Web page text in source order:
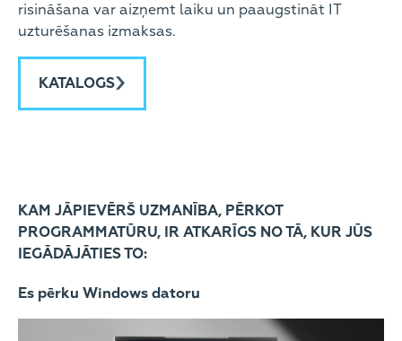
risināšana var aizņemt laiku un paaugstināt IT
uzturēšanas izmaksas.
KATALOGS
KAM JĀPIEVĒRŠ UZMANĪBA, PĒRKOT
PROGRAMMATŪRU, IR ATKARĪGS NO TĀ, KUR JŪS
IEGĀDĀJĀTIES TO:
Es pērku Windows datoru